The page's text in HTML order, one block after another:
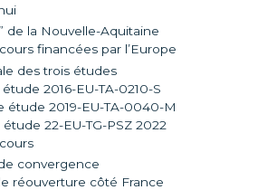
de la Nouvelle-Aquitaine
financées par l’Europe
des trois études
2016-EU-TA-0210-S
étude 2019-EU-TA-0040-M
22-EU-TG-PSZ 2022
convergence
réouverture côté France